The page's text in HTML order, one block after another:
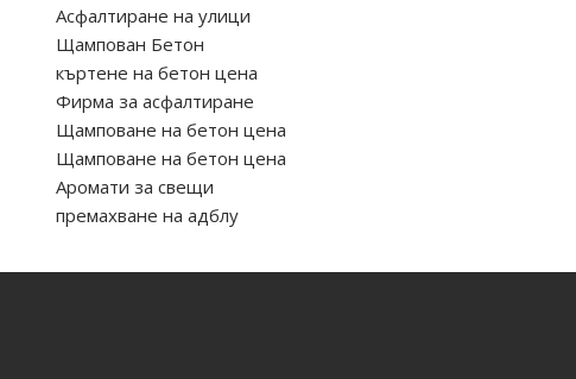
Асфалтиране на улици
Щампован Бетон
къртене на бетон цена
Фирма за асфалтиране
Щамповане на бетон цена
Щамповане на бетон цена
Аромати за свещи
премахване на адблу